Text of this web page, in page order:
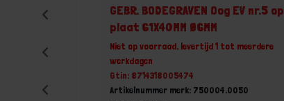
GEBR. BODEGRAVEN Oog EV nr.5 op
plaat 61X40MM Ø6MM
Niet op voorraad, levertijd 1 tot meerdere
werkdagen
Gtin: 8714318005474
Artikelnummer merk: 750004.0050